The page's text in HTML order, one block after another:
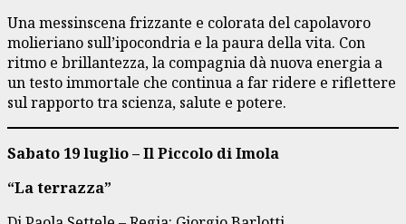
Una messinscena frizzante e colorata del capolavoro
molieriano sull’ipocondria e la paura della vita. Con
ritmo e brillantezza, la compagnia dà nuova energia a
un testo immortale che continua a far ridere e riflettere
sul rapporto tra scienza, salute e potere.
Sabato 19 luglio – Il Piccolo di Imola
“La terrazza”